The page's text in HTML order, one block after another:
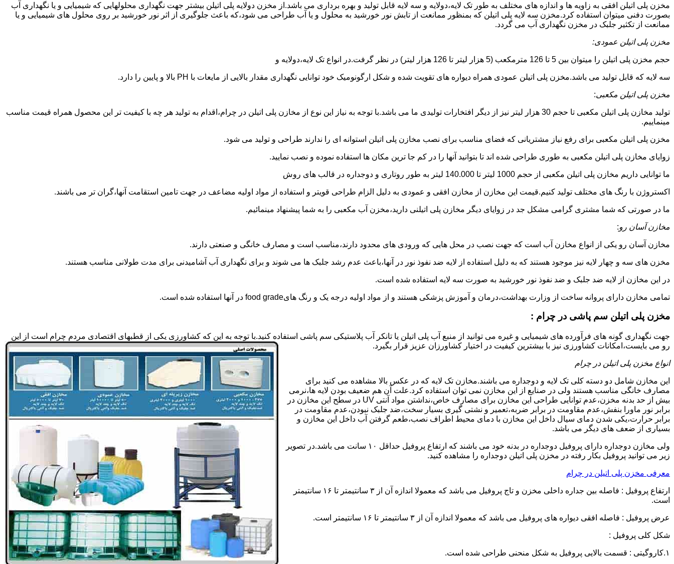
مخزن پلی اتیلن افقی به زاویه ها و اندازه های مختلف به طور تک لایه،دولایه و سه لایه قابل تولید و بهره برداری می باشد.از مخزن دولایه پلی اتیلن بیشتر جهت نگهداری محلولهایی که شیمیایی و یا نگهداری آب
بصورت دفنی میتوان استفاده کرد.مخزن سه لایه پلی اتیلن که بمنظور ممانعت از تابش نور خورشید به محلول و یا آب طراحی می شود،که باعث جلوگیری از اثر نور خورشید بر روی محلول های شیمیایی و یا
ممانعت از تکثیر جلبک در مخزن نگهداری آب می گردد.
مخزن پلی اتیلن عمودی:
حجم مخزن پلی اتیلن را میتوان بین 5 تا 126 مترمکعب (5 هزار لیتر تا 126 هزار لیتر) در نظر گرفت.در انواع تک لایه،دولایه و
سه لایه که قابل تولید می باشد.مخزن پلی اتیلن عمودی همراه دیواره های تقویت شده و شکل ارگونومیک خود توانایی نگهداری مقدار بالایی از مایعات با PH بالا و پایین را دارد.
مخزن پلی اتیلن مکعبی:
تولید مخازن پلی اتیلن مکعبی تا حجم 30 هزار لیتر نیز از دیگر افتخارات تولیدی ما می باشد.با توجه به نیاز این نوع از مخازن پلی اتیلن در چرام،اقدام به تولید هر چه با کیفیت تر این محصول همراه قیمت مناسب
مینماییم.
مخزن پلی اتیلن مکعبی برای رفع نیاز مشتریانی که فضای مناسب برای نصب مخازن پلی اتیلن استوانه ای را ندارند طراحی و تولید می شود.
زوایای مخازن پلی اتیلن مکعبی به طوری طراحی شده اند تا بتوانید آنها را در کم جا ترین مکان ها استفاده نموده و نصب نمایید.
ما توانایی داریم مخازن پلی اتیلن مکعبی از حجم 1000 لیتر تا 140.000 لیتر به طور روتاری و دوجداره در قالب های روش
اکستروژن با رنگ های مختلف تولید کنیم.قیمت این مخازن از مخازن افقی و عمودی به دلیل الزام طراحی قویتر و استفاده از مواد اولیه مضاعف در جهت تامین استقامت آنها،گران تر می باشند.
ما در صورتی که شما مشتری گرامی مشکل جد در زوایای دیگر مخازن پلی اتیلنی دارید،مخزن آب مکعبی را به شما پیشنهاد مینمائیم.
مخازن آسان رو:
مخازن آسان رو یکی از انواع مخازن آب است که جهت نصب در محل هایی که ورودی های محدود دارند،مناسب است و مصارف خانگی و صنعتی دارند.
مخزن های سه و چهار لایه نیز موجود هستند که به دلیل استفاده از لایه ضد نفوذ نور در آنها،باعث عدم رشد جلبک ها می شوند و برای نگهداری آب آشامیدنی برای مدت طولانی مناسب هستند.
در این مخازن از لایه ضد جلبک و ضد نفوذ نور خورشید به صورت سه لایه استفاده شده است.
تمامی مخازن دارای پروانه ساخت از وزارت بهداشت،درمان و آموزش پزشکی هستند و از مواد اولیه درجه یک و رنگ هایfood grade در آنها استفاده شده است.
مخزن پلی اتیلن سم پاشی در چرام :
جهت نگهداری گونه های فرآورده های شیمیایی و غیره می توانید از منبع آب پلی اتیلن یا تانکر آب پلاستیکی سم پاشی استفاده کنید.با توجه به این که کشاورزی یکی از قطبهای اقتصادی مردم چرام است از این
رو می بایست،امکانات کشاورزی نیز با بیشترین کیفیت در اختیار کشاورزان عزیز قرار بگیرد.
انواع مخزن پلی اتیلن در چرام
این مخازن شامل دو دسته کلی تک لایه و دوجداره می باشند.مخازن تک لایه که در عکس بالا مشاهده می کنید برای
مصارف خانگی مناسب هستند ولی در صنایع از این مخازن نمی توان استفاده کرد.علت آن هم ضعیف بودن لایه ها،نرمی
بیش از حد بدنه مخزن،عدم توانایی طراحی این مخازن برای مصارف خاص،نداشتن مواد آنتی UV در سطح این مخازن در
برابر نور ماورا بنفش،عدم مقاومت در برابر ضربه،تعمیر و نشتی گیری بسیار سخت،ضد جلبک نبودن،عدم مقاومت در
برابر حرارت،یکی شدن دمای سیال داخل این مخازن با دمای محیط اطراف نصب،طعم گرفتن آب داخل این مخازن و
بسیاری از ضعف های دیگر می باشد.
ولی مخازن دوجداره دارای پروفیل دوجداره در بدنه خود می باشند که ارتفاع پروفیل حداقل ۱۰ سانت می باشد.در تصویر
زیر می توانید پروفیل بکار رفته در مخزن پلی اتیلن دوجداره را مشاهده کنید.
معرفی مخزن پلی اتیلن در چرام
ارتفاع پروفیل : فاصله بین جداره داخلی مخزن و تاج پروفیل می باشد که معمولا اندازه آن از ۳ سانتیمتر تا ۱۶ سانتیمتر
است.
عرض پروفیل : فاصله افقی دیواره های پروفیل می باشد که معمولا اندازه آن از ۳ سانتیمتر تا ۱۶ سانتیمتر است.
شکل کلی پروفیل :
۱.کاروگیتی : قسمت بالایی پروفیل به شکل منحنی طراحی شده است.